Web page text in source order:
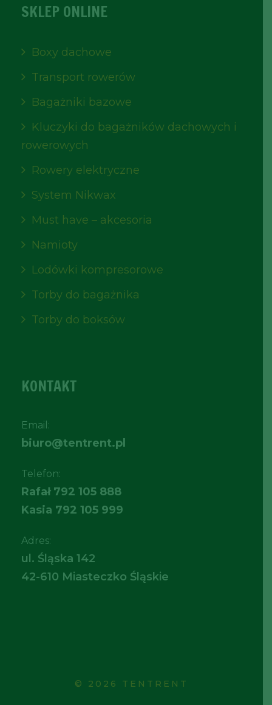
SKLEP ONLINE
Boxy dachowe
Transport rowerów
Bagażniki bazowe
Kluczyki do bagażników dachowych i
rowerowych
Rowery elektryczne
System Nikwax
Must have – akcesoria
Namioty
Lodówki kompresorowe
Torby do bagażnika
Torby do boksów
KONTAKT
Email:
biuro@tentrent.pl
Telefon:
Rafał 792 105 888
Kasia 792 105 999
Adres:
ul. Śląska 142
42-610 Miasteczko Śląskie
© 2026 TENTRENT